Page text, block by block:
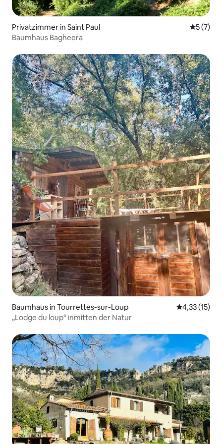
Privatzimmer in Saint Paul
5 (7)
Baumhaus Bagheera
Baumhaus in Tourrettes-sur-Loup
4,33 (15)
„Lodge du loup“ inmitten der Natur